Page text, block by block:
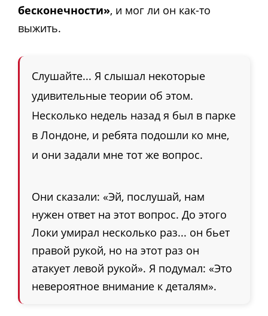
бесконечности», и мог ли он как-то
выжить.
Слушайте... Я слышал некоторые
удивительные теории об этом.
Несколько недель назад я был в парке
в Лондоне, и ребята подошли ко мне,
и они задали мне тот же вопрос.
Они сказали: «Эй, послушай, нам
нужен ответ на этот вопрос. До этого
Локи умирал несколько раз... он бьет
правой рукой, но на этот раз он
атакует левой рукой». Я подумал: «Это
невероятное внимание к деталям».